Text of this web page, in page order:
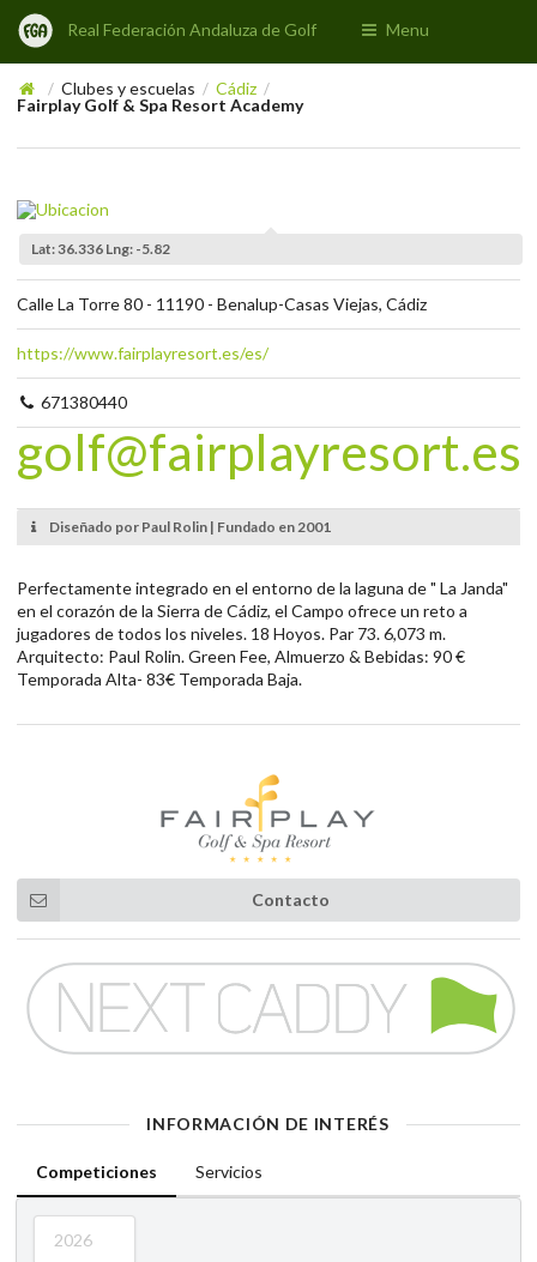
Real Federación Andaluza de Golf Menu
/ Clubes y escuelas / Cádiz /
Fairplay Golf & Spa Resort Academy
Lat: 36.336 Lng: -5.82
Calle La Torre 80 - 11190 - Benalup-Casas Viejas, Cádiz
https://www.fairplayresort.es/es/
671380440
golf@fairplayresort.es
Diseñado por Paul Rolin | Fundado en 2001
Perfectamente integrado en el entorno de la laguna de " La Janda"
en el corazón de la Sierra de Cádiz, el Campo ofrece un reto a
jugadores de todos los niveles. 18 Hoyos. Par 73. 6,073 m.
Arquitecto: Paul Rolin. Green Fee, Almuerzo & Bebidas: 90 €
Temporada Alta- 83€ Temporada Baja.
Contacto
INFORMACIÓN DE INTERÉS
Competiciones Servicios
2026